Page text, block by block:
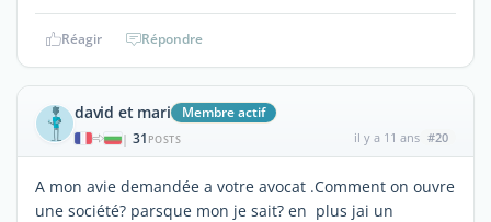
Réagir Répondre
david et mari Membre actif
| 31 POSTS il y a 11 ans #20
A mon avie demandée a votre avocat .Comment on ouvre
une société? parsque mon je sait? en plus jai un